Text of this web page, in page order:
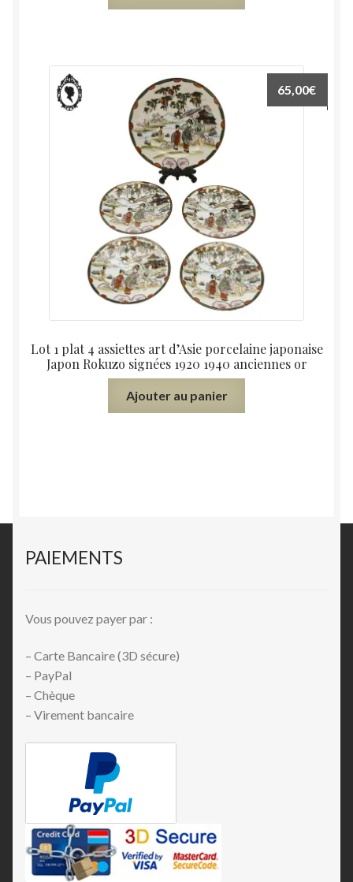
Lot 1 plat 4 assiettes art d’Asie porcelaine japonaise
Japon Rokuzo signées 1920 1940 anciennes or
65,00€
Ajouter au panier
PAIEMENTS
Vous pouvez payer par :
– Carte Bancaire (3D sécure)
– PayPal
– Chèque
– Virement bancaire